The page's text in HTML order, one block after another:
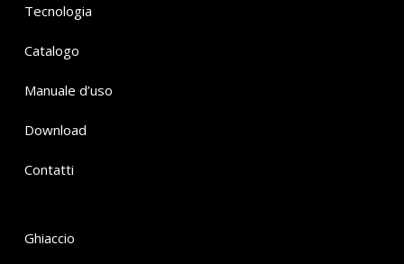
Tecnologia
Catalogo
Manuale d’uso
Download
Contatti
Ghiaccio